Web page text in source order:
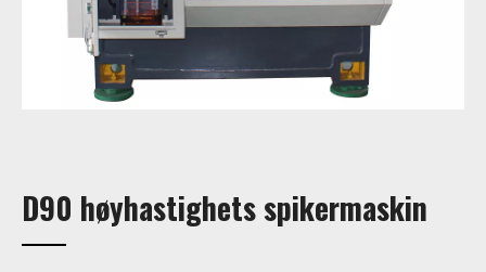
D90 høyhastighets spikermaskin